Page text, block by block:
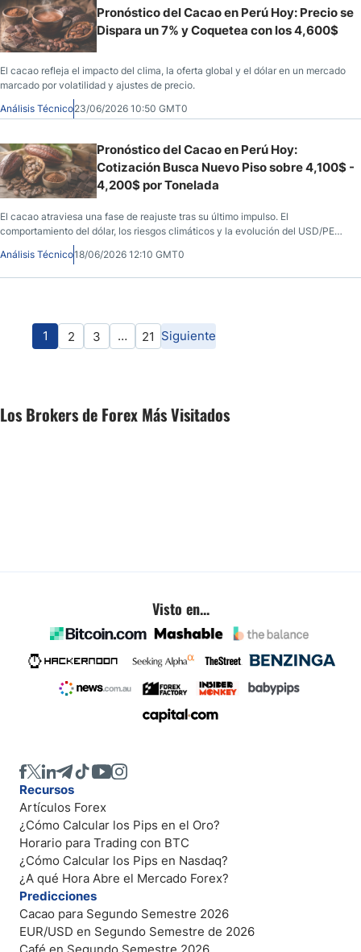
Pronóstico del Cacao en Perú Hoy: Precio se
Dispara un 7% y Coquetea con los 4,600$
El cacao refleja el impacto del clima, la oferta global y el dólar en un mercado
marcado por volatilidad y ajustes de precio.
Análisis Técnico23/06/2026 10:50 GMT0
Pronóstico del Cacao en Perú Hoy:
Cotización Busca Nuevo Piso sobre 4,100$ -
4,200$ por Tonelada
El cacao atraviesa una fase de reajuste tras su último impulso. El
comportamiento del dólar, los riesgos climáticos y la evolución del USD/PEN
siguen marcando la atención del mercado.
Análisis Técnico18/06/2026 12:10 GMT0
1 2 3 … 21 Siguiente
Los Brokers de Forex Más Visitados
Visto en...
Recursos
Artículos Forex
¿Cómo Calcular los Pips en el Oro?
Horario para Trading con BTC
¿Cómo Calcular los Pips en Nasdaq?
¿A qué Hora Abre el Mercado Forex?
Predicciones
Cacao para Segundo Semestre 2026
EUR/USD en Segundo Semestre de 2026